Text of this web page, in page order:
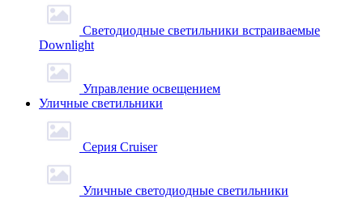
Светодиодные светильники встраиваемые
Downlight
Управление освещением
Уличные светильники
Серия Cruiser
Уличные светодиодные светильники